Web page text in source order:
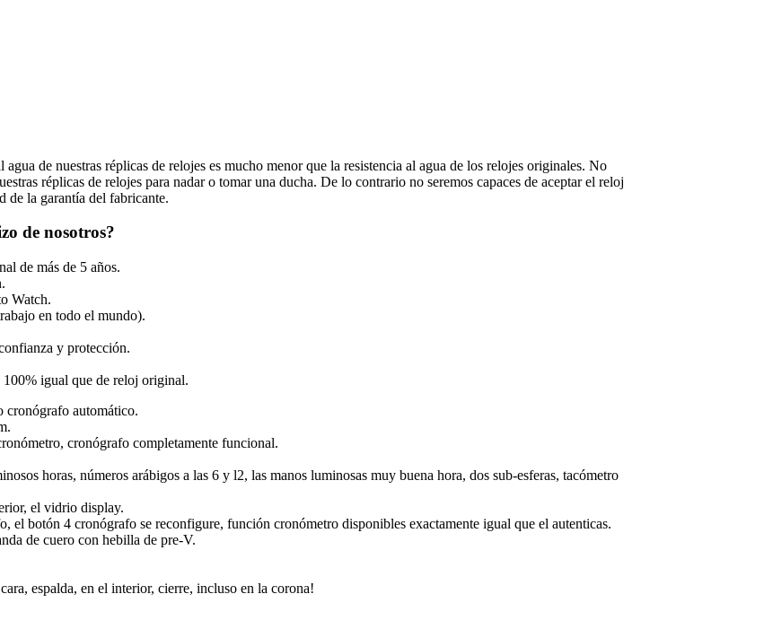
de nuestras réplicas de relojes es mucho menor que la resistencia al agua de los relojes originales. No
réplicas de relojes para nadar o tomar una ducha. De lo contrario no seremos capaces de aceptar el reloj
de la garantía del fabricante.
de nosotros?
de más de 5 años.
Watch.
en todo el mundo).
y protección.
100% igual que de reloj original.
automático.
cronógrafo completamente funcional.
horas, números arábigos a las 6 y l2, las manos luminosas muy buena hora, dos sub-esferas, tacómetro
el vidrio display.
el botón 4 cronógrafo se reconfigure, función cronómetro disponibles exactamente igual que el autenticas.
de cuero con hebilla de pre-V.
espalda, en el interior, cierre, incluso en la corona!